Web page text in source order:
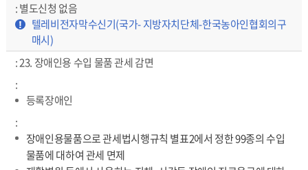
별도신청 없음
텔레비전자막수신기(국가- 지방자치단체-한국농아인협회의구
매시)
23. 장애인용 수입 물품 관세 감면
등록장애인
장애인용물품으로 관세법시행규칙 별표2에서 정한 99종의 수입
물품에 대하여 관세 면제